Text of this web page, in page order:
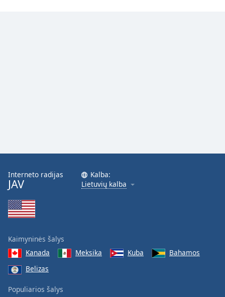
Font
Done
Dialog
End
dialog
Interneto radijas
JAV
Kalba:
Lietuvių kalba
Kaimyninės šalys
Kanada
Meksika Kuba
Bahamos
Belizas
Populiarios šalys